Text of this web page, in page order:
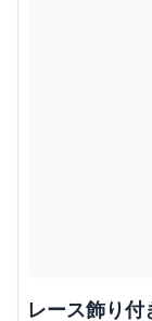
レース飾り